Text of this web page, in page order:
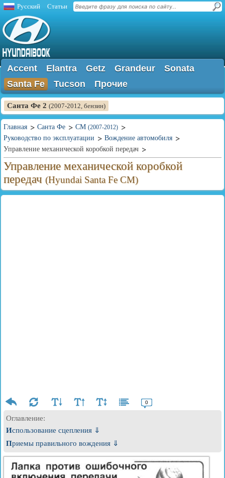
Русский Статьи
Accent Elantra Getz Grandeur
Sonata
Santa Fe
Tucson Прочие
Санта Фе 2 (2007-2012, бензин)
Главная Санта Фе CM (2007-2012)
Руководство по эксплуатации
Вождение автомобиля
Управление механической коробкой передач
Управление механической коробкой
передач (Hyundai Santa Fe CM)
0
Оглавление:
Использование сцепления ⇓
Приемы правильного вождения ⇓